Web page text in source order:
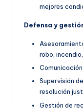
mejores
Defensa y
robo,
Supervisión
resolución
Gestión de